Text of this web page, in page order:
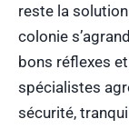
reste la
colonie
bons réflexes
spécialistes
sécurité,